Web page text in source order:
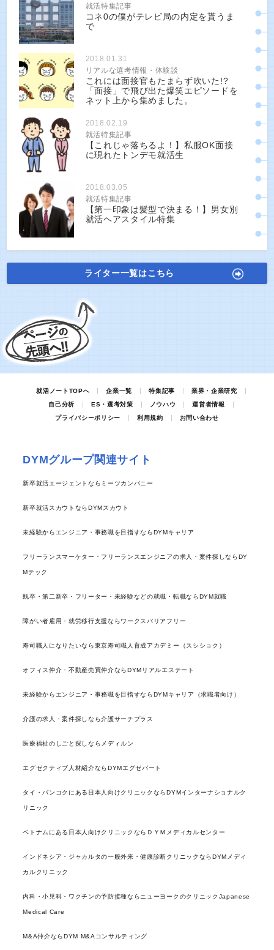
就活特集記事
コネ0の僕がテレビ局の内定を貰うま
で
2018.01.31
リアルな選考情報・体験談
これには面接官もたまらず吹いた!?
「面接」で飛び出た爆笑エピソードを
ネット上から集めました。
2018.02.19
就活特集記事
【これじゃ落ちるよ！】私服OK面接
に現れたトンデモ就活生
2018.03.05
就活特集記事
【第一印象は髪型で決まる！】男女別
就活ヘアスタイル特集
ライター一覧はこちら
就活ノートTOPへ 企業一覧 特集記事
業界・企業研究
自己分析
ES・選考対策 ノウハウ
運営者情報
プライバシーポリシー
利用規約 お問い合わせ
DYMグループ関連サイト
新卒就活エージェントならミーツカンパニー
新卒就活スカウトならDYMスカウト
未経験からエンジニア・事務職を目指すならDYMキャリア
フリーランスマーケター・フリーランスエンジニアの求人・案件探しならDY
Mテック
既卒・第二新卒・フリーター・未経験などの就職・転職ならDYM就職
障がい者雇用・就労移行支援ならワークスバリアフリー
寿司職人になりたいなら東京寿司職人育成アカデミー（スシショク）
オフィス仲介・不動産売買仲介ならDYMリアルエステート
未経験からエンジニア・事務職を目指すならDYMキャリア（求職者向け）
介護の求人・案件探しなら介護サーチプラス
医療福祉のしごと探しならメディルン
エグゼクティブ人材紹介ならDYMエグゼパート
タイ・バンコクにある日本人向けクリニックならDYMインターナショナルク
リニック
ベトナムにある日本人向けクリニックならＤＹＭメディカルセンター
インドネシア・ジャカルタの一般外来・健康診断クリニックならDYMメディ
カルクリニック
内科・小児科・ワクチンの予防接種ならニューヨークのクリニックJapanese
Medical Care
M&A仲介ならDYM M&Aコンサルティング